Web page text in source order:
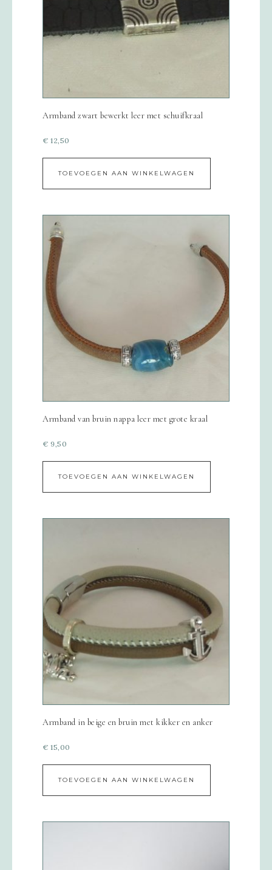
Armband zwart bewerkt leer met schuifkraal
€ 12,50
TOEVOEGEN AAN WINKELWAGEN
Armband van bruin nappa leer met grote kraal
€ 9,50
TOEVOEGEN AAN WINKELWAGEN
Armband in beige en bruin met kikker en anker
€ 15,00
TOEVOEGEN AAN WINKELWAGEN